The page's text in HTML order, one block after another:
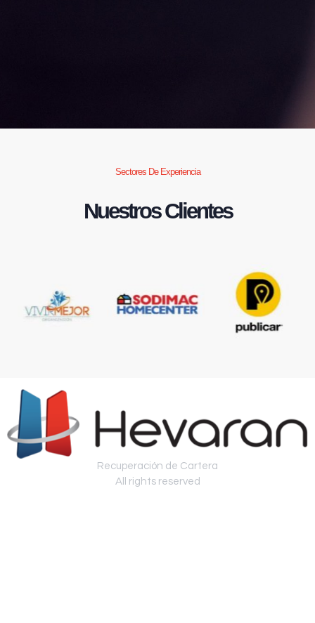
Sectores De Experiencia
Nuestros Clientes
Recuperación de Cartera
All rights reserved